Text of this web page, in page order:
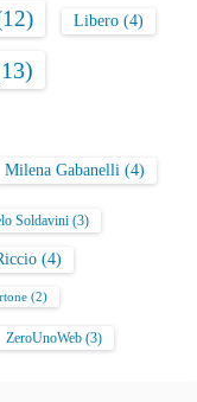
Libero (4)
Milena Gabanelli (4)
Soldavini (3)
(4)
(2)
ZeroUnoWeb (3)